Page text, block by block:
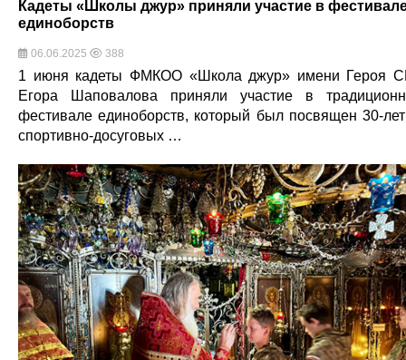
Кадеты «Школы джур» приняли участие в
единоборств
06.06.2025 388
1 июня кадеты ФМКОО «Школа джур» имени Героя
Егора Шаповалова приняли участие в
фестивале единоборств, который был посвящен 30-
спортивно-досуговых …